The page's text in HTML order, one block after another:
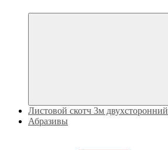
Листовой скотч 3м двухсторонний
Абразивы